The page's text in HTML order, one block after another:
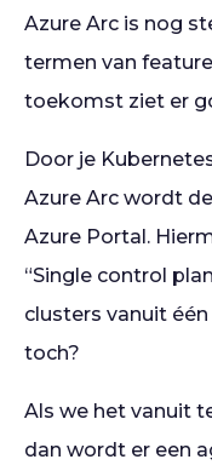
Azure Arc is nog
termen van
toekomst ziet er
Door je
Azure Arc wordt
Azure Portal.
“Single control
clusters vanuit
toch?
Als we het vanuit
dan wordt er een